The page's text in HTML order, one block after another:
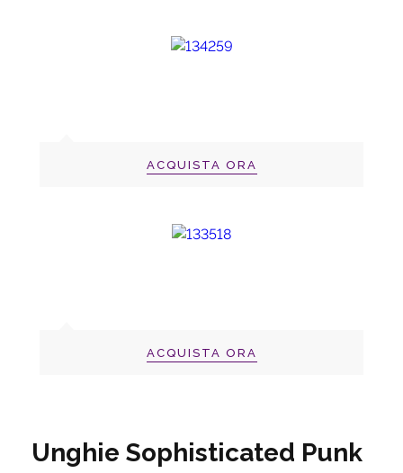
ACQUISTA ORA
ACQUISTA ORA
Unghie Sophisticated Punk